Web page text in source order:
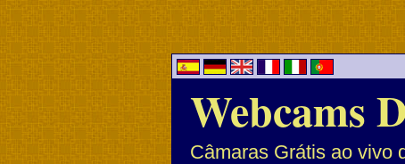
Webcams
Câmaras Grátis ao vivo